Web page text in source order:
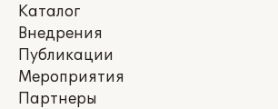
Каталог
Внедрения
Публикации
Мероприятия
Партнеры